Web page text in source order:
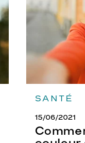
SANTÉ
15/06/2021
de
verres